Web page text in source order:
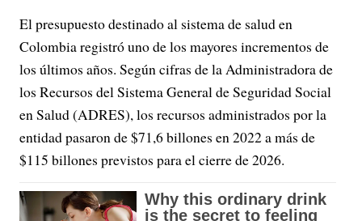
El presupuesto destinado al sistema de salud en
Colombia registró uno de los mayores incrementos de
los últimos años. Según cifras de la Administradora de
los Recursos del Sistema General de Seguridad Social
en Salud (ADRES), los recursos administrados por la
entidad pasaron de $71,6 billones en 2022 a más de
$115 billones previstos para el cierre de 2026.